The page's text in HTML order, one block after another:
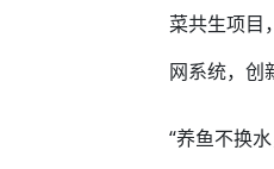
菜共生项目
网系统，创
“养鱼不换